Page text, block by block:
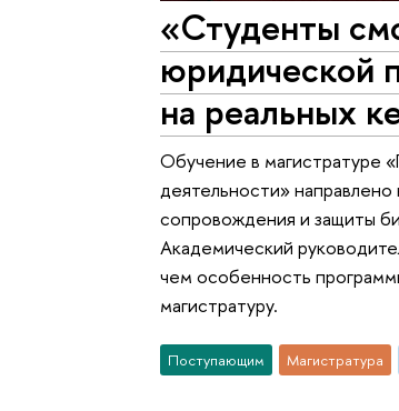
«Студенты
юридической
на реальных
Обучение в магистратуре
деятельности»
сопровождения и защиты
Академический
чем особенность
магистратуру.
Поступающим Магистратура